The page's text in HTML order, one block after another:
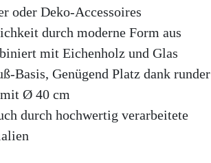
oder Deko-Accessoires
durch moderne Form aus
mit Eichenholz und Glas
Basis, Genügend Platz dank runder
Ø 40 cm
durch hochwertig verarbeitete